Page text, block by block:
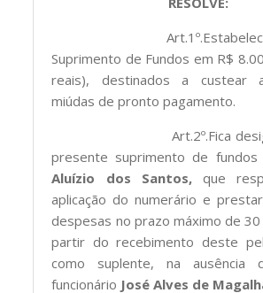
Art.1º.Estabelecer
Suprimento de Fundos em R$
reais), destinados a custear
miúdas de pronto pagamento.
Art.2º.Fica
presente suprimento de fundos
Aluízio dos Santos,que
aplicação do numerário e
despesas no prazo máximo de
partir do recebimento deste
como suplente, na ausência
funcionário José Alves de